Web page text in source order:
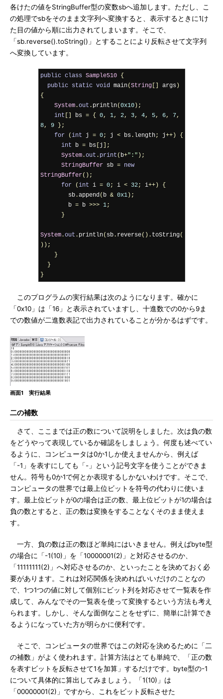
各けたの値をStringBuffer型の変数sbへ追加します。ただし、こ
の処理でsbをそのまま文字列へ変換すると、表示するときに1け
た目の値から順に出力されてしまいます。そこで、
「sb.reverse().toString()」とすることにより反転させて文字列
へ変換しています。
public class Sample510
{
public
static void main(String[] args)
{
System.out . println(0x10);
int
bs = { 0, 1, 2, 3, 4, 5, 6, 7,
8, 9
};
for
(int j = 0; j < bs. length; j++)
{
int b = bs[ j
];
System.out . print ( b+":" );
StringBuffer sb =
new
StringBuffer();
for
(int i = 0; i < 32; i++)
{
        sb
.append( b & 0x1);
        b
= b >>> 1;
}
System.out . println( sb. reverse(). toString(
));
}
}
}
このプログラムの実行結果は次のようになります。確かに
「0x10」は「16」と表示されていますし、十進数での0から9ま
での数値が二進数表記で出力されていることが分かるはずです。
画面1 実行結果
二の補数
さて、ここまでは正の数について説明をしました。次は負の数
をどうやって表現しているか確認をしましょう。何度も述べてい
るように、コンピュータは0か1しか使えませんから、例えば
「-1」を表すにしても「-」という記号文字を使うことができま
せん。符号も0か1で何とか表現するしかないわけです。そこで、
コンピュータの世界では最上位ビットを符号の代わりに使いま
す。最上位ビットが0の場合は正の数、最上位ビットが1の場合は
負の数とすると、正の数は変換をすることなくそのまま使えま
す。
一方、負の数は正の数ほど単純にはいきません。例えばbyte型
の場合に「-1(10)」を「10000001(2)」と対応させるのか、
「11111111(2)」へ対応させるのか、といったことを決めておく必
要があります。これは対応関係を決めればいいだけのことなの
で、1つ1つの値に対して個別にビット列を対応させて一覧表を作
成して、みんなでその一覧表を使って変換するという方法も考え
られます。しかし、そんな面倒なことをせずに、簡単に計算でき
るようになっていた方が明らかに便利です。
そこで、コンピュータの世界ではこの対応を決めるために「二
の補数」がよく使われます。計算方法はとても単純で、「正の数
を表すビットを反転させて1を加算」するだけです。byte型の-1
について具体的に算出してみましょう。「1(10)」は
「00000001(2)」ですから、これをビット反転させた